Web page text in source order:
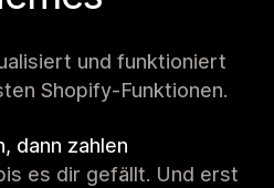
und funktioniert
Shopify-Funktionen.
dann zahlen
es dir gefällt. Und erst